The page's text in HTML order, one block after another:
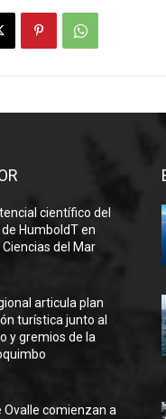
científico del
HumboldT en
del Mar
articula plan
turística junto al
y gremios de la
Ovalle comienzan a